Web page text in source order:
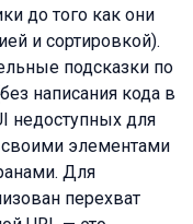
до того как они
и сортировкой).
подсказки по
написания кода в
недоступных для
элементами
Для
перехват